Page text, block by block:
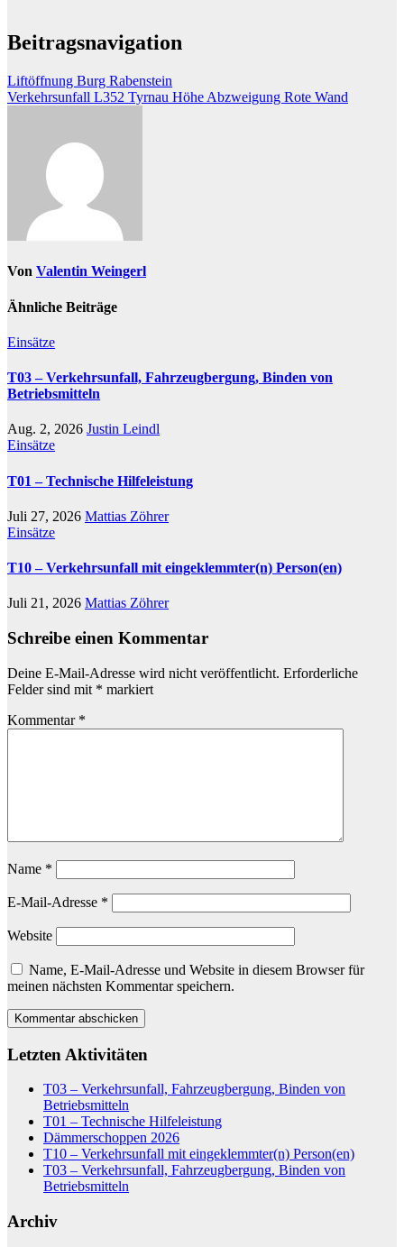
Beitragsnavigation
Liftöffnung Burg Rabenstein
Verkehrsunfall L352 Tyrnau Höhe Abzweigung Rote Wand
Von Valentin Weingerl
Ähnliche Beiträge
Einsätze
T03 – Verkehrsunfall, Fahrzeugbergung, Binden von
Betriebsmitteln
Aug. 2, 2026 Justin Leindl
Einsätze
T01 – Technische Hilfeleistung
Juli 27, 2026 Mattias Zöhrer
Einsätze
T10 – Verkehrsunfall mit eingeklemmter(n) Person(en)
Juli 21, 2026 Mattias Zöhrer
Schreibe einen Kommentar
Deine E-Mail-Adresse wird nicht veröffentlicht. Erforderliche
Felder sind mit * markiert
Kommentar *
Name *
E-Mail-Adresse *
Website
Name, E-Mail-Adresse und Website in diesem Browser für
meinen nächsten Kommentar speichern.
Letzten Aktivitäten
T03 – Verkehrsunfall, Fahrzeugbergung, Binden von
Betriebsmitteln
T01 – Technische Hilfeleistung
Dämmerschoppen 2026
T10 – Verkehrsunfall mit eingeklemmter(n) Person(en)
T03 – Verkehrsunfall, Fahrzeugbergung, Binden von
Betriebsmitteln
Archiv